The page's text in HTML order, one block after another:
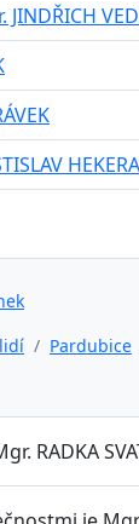
JINDŘICH
HEKERA
Pardubice
RADKA